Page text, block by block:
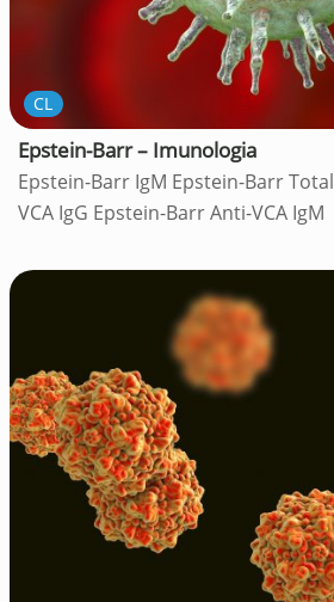
CL
Epstein-Barr – Imunologia
Epstein-Barr IgM Epstein-Barr
VCA IgG Epstein-Barr Anti-VCA IgM